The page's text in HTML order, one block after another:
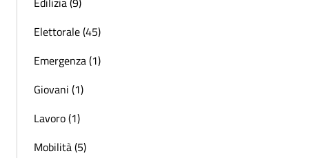
Elettorale (45)
Emergenza (1)
Giovani (1)
Lavoro (1)
Mobilità (5)